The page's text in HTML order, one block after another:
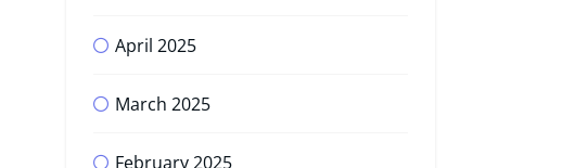
April 2025
March 2025
February 2025